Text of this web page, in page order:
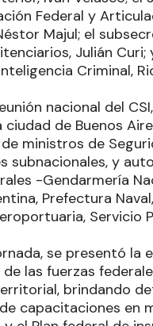
Federal y
Majul; el
Julián
Criminal,
nacional del
ciudad de Buenos
ministros de
subnacionales, y
-Gendarmería
Prefectura
Servicio
se presentó la
las fuerzas
brindando
capacitaciones en